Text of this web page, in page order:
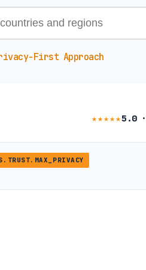
First Approach
★★★★★5.0·